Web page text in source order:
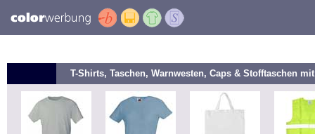
T-Shirts, Taschen, Warnwesten, Caps & Stofftaschen